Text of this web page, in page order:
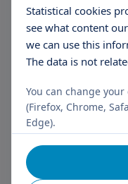
Dr.
Fej-
Statistical cookies
see what content
we can use this
The data is not
You can change
(Firefox, Chrome,
Edge).